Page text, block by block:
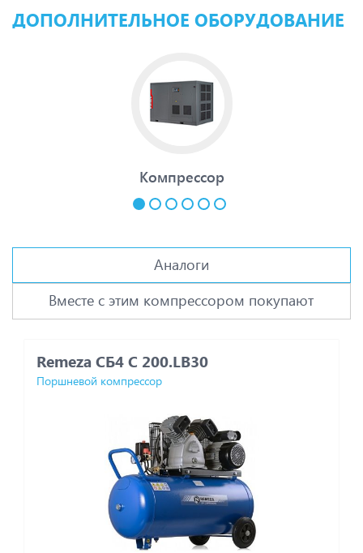
ДОПОЛНИТЕЛЬНОЕ ОБОРУДОВАНИЕ
Компрессор
Аналоги
Вместе с этим компрессором покупают
Remeza СБ4 С 200.LB30
Поршневой компрессор